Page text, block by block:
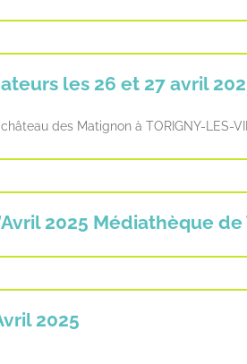
les 26 et 27 avril
des Matignon à TORIGNY-LES-
2025 Médiathèque
2025